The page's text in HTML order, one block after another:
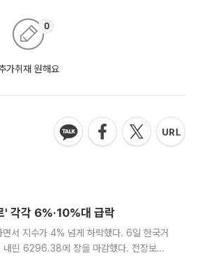
가취재 원해요
0
각각 6%·10%대 급락
서 지수가 4% 넘게 하락했다. 6일 한국거
린 6296.38에 장을 마감했다. 전장보다